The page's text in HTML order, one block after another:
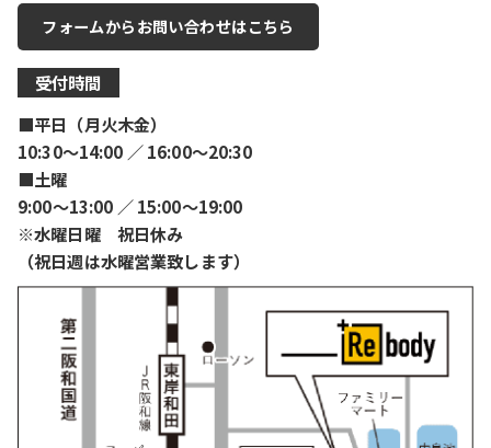
フォームからお問い合わせはこちら
受付時間
■平日（月火木金）
10:30〜14:00 ／ 16:00〜20:30
■土曜
9:00〜13:00 ／ 15:00〜19:00
※水曜日曜 祝日休み
（祝日週は水曜営業致します）